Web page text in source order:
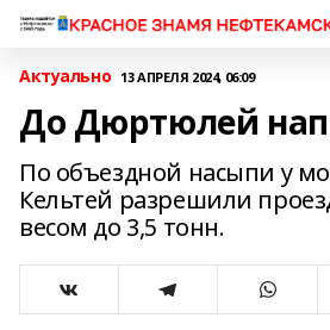
Актуально 13 АПРЕЛЯ 2024, 06:09
До Дюртюлей
По объездной насыпи у
Кельтей разрешили
весом до 3,5 тонн.